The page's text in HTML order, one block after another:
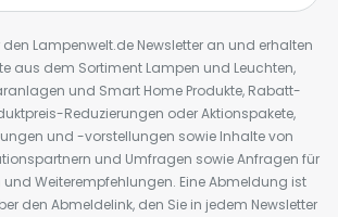
den Lampenwelt.de Newsletter an und erhalten
aus dem Sortiment Lampen und Leuchten,
und Smart Home Produkte, Rabatt-
Reduzierungen oder Aktionspakete,
und -vorstellungen sowie Inhalte von
und Umfragen sowie Anfragen für
Weiterempfehlungen. Eine Abmeldung ist
den Abmeldelink, den Sie in jedem Newsletter